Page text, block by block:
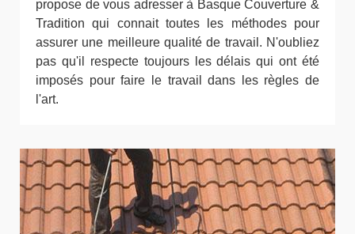
propose de vous adresser à Basque Couverture &
Tradition qui connait toutes les méthodes pour
assurer une meilleure qualité de travail. N'oubliez
pas qu'il respecte toujours les délais qui ont été
imposés pour faire le travail dans les règles de
l'art.